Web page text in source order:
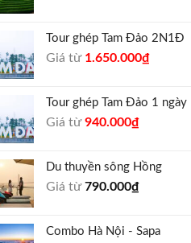
1.300.000₫.là:
Tour ghép Tam Đảo 2N1Đ
Giá từ Giá
1.800.000₫.
1.650.000₫Giá
là:
Tour ghép Tam Đảo 1 ngày
Giá từGiá
1.000.000₫.
940.000₫Giá
là:
Du thuyền sông Hồng
Giá từ790.000₫
Combo Hà Nội - Sapa